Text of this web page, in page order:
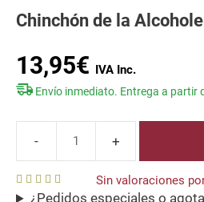
Chinchón de la
0
Sin valoraciones
13,95€
Envío inmediato. Entrega a partir
la
¿Pedidos especiales o